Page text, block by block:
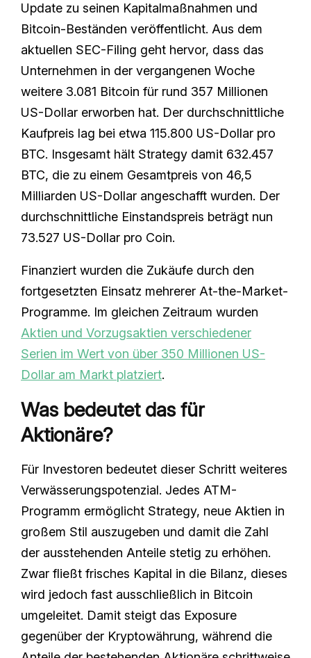
Update zu seinen Kapitalmaßnahmen und
Bitcoin-Beständen veröffentlicht. Aus dem
aktuellen SEC-Filing geht hervor, dass das
Unternehmen in der vergangenen Woche
weitere 3.081 Bitcoin für rund 357 Millionen
US-Dollar erworben hat. Der durchschnittliche
Kaufpreis lag bei etwa 115.800 US-Dollar pro
BTC. Insgesamt hält Strategy damit 632.457
BTC, die zu einem Gesamtpreis von 46,5
Milliarden US-Dollar angeschafft wurden. Der
durchschnittliche Einstandspreis beträgt nun
73.527 US-Dollar pro Coin.
Finanziert wurden die Zukäufe durch den
fortgesetzten Einsatz mehrerer At-the-Market-
Programme. Im gleichen Zeitraum wurden
Aktien und Vorzugsaktien verschiedener
Serien im Wert von über 350 Millionen US-
Dollar am Markt platziert.
Was bedeutet das für
Aktionäre?
Für Investoren bedeutet dieser Schritt weiteres
Verwässerungspotenzial. Jedes ATM-
Programm ermöglicht Strategy, neue Aktien in
großem Stil auszugeben und damit die Zahl
der ausstehenden Anteile stetig zu erhöhen.
Zwar fließt frisches Kapital in die Bilanz, dieses
wird jedoch fast ausschließlich in Bitcoin
umgeleitet. Damit steigt das Exposure
gegenüber der Kryptowährung, während die